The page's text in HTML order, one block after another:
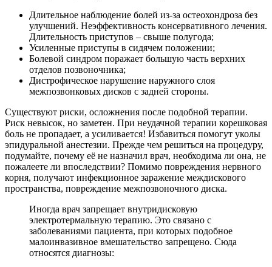
Длительное наблюдение болей из-за остеохондроза без
улучшений. Неэффективность консервативного лечения.
Длительность приступов – свыше полугода;
Усиленные приступы в сидячем положении;
Болевой синдром поражает большую часть верхних
отделов позвоночника;
Дистрофическое нарушение наружного слоя
межпозвонковых дисков с задней стороны.
Существуют риски, осложнения после подобной терапии.
Риск невысок, но заметен. При неудачной терапии корешковая
боль не пропадает, а усиливается! Избавиться помогут уколы
эпидуральной анестезии. Прежде чем решиться на процедуру,
подумайте, почему её не назначил врач, необходима ли она, не
пожалеете ли впоследствии? Помимо повреждения нервного
корня, получают инфекционное заражение междискового
пространства, повреждение межпозвоночного диска.
Иногда врач запрещает внутридисковую
электротермальную терапию. Это связано с
заболеваниями пациента, при которых подобное
малоинвазивное вмешательство запрещено. Сюда
относятся диагнозы: